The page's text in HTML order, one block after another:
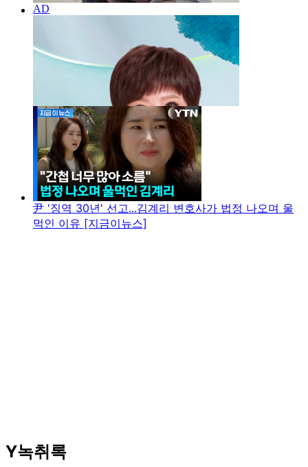
尹 '징역 30년' 선고...김계리 변호사가 법정 나오며 울
먹인 이유 [지금이뉴스]
Y녹취록